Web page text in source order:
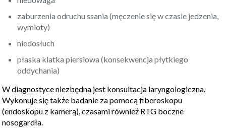
zaburzenia odruchu ssania (męczenie się w czasie jedzenia,
wymioty)
niedosłuch
płaska klatka piersiowa (konsekwencja płytkiego
oddychania)
W diagnostyce niezbędna jest konsultacja laryngologiczna.
Wykonuje się także badanie za pomocą fiberoskopu
(endoskopu z kamerą), czasami również RTG boczne
nosogardła.